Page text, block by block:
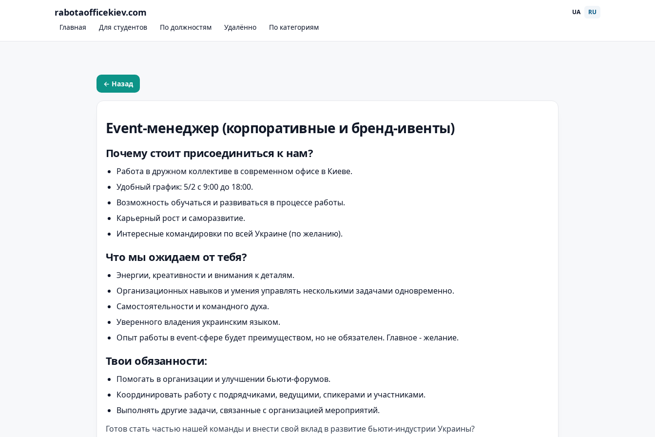
rabotaofficekiev.com
Главная Для студентов По должностям Удалённо По категориям
UA RU
← Назад
Event-менеджер (корпоративные и бренд-ивенты)
Почему стоит присоединиться к нам?
Работа в дружном коллективе в современном офисе в Киеве.
Удобный график: 5/2 с 9:00 до 18:00.
Возможность обучаться и развиваться в процессе работы.
Карьерный рост и саморазвитие.
Интересные командировки по всей Украине (по желанию).
Что мы ожидаем от тебя?
Энергии, креативности и внимания к деталям.
Организационных навыков и умения управлять несколькими задачами одновременно.
Самостоятельности и командного духа.
Уверенного владения украинским языком.
Опыт работы в event-сфере будет преимуществом, но не обязателен. Главное - желание.
Твои обязанности:
Помогать в организации и улучшении бьюти-форумов.
Координировать работу с подрядчиками, ведущими, спикерами и участниками.
Выполнять другие задачи, связанные с организацией мероприятий.
Готов стать частью нашей команды и внести свой вклад в развитие бьюти-индустрии Украины?